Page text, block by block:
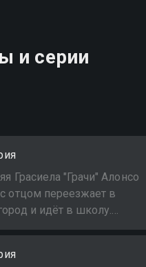
и серии
Грасиела "Грачи" Алонсо
отцом переезжает в
и идёт в школу.
Грачи обнаруживает
тут же начинает